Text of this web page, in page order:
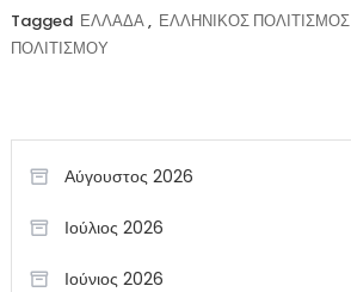
Tagged ΕΛΛΑΔΑ, ΕΛΛΗΝΙΚΟΣ ΠΟΛΙΤΙΣΜΟΣ
ΠΟΛΙΤΙΣΜΟΥ
Αύγουστος 2026
Ιούλιος 2026
Ιούνιος 2026